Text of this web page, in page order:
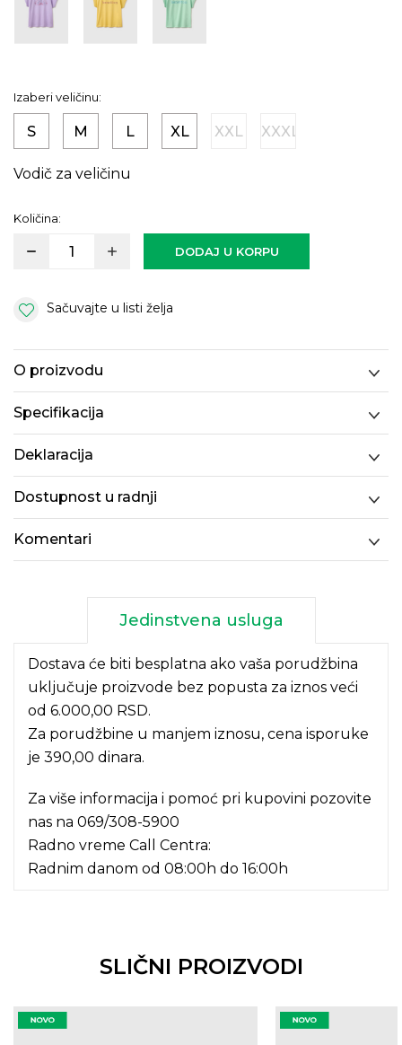
Izaberi veličinu:
S M L XL XXL XXXL
Vodič za veličinu
Količina:
DODAJ U KORPU
Sačuvajte u listi želja
O proizvodu
Specifikacija
Deklaracija
Dostupnost u radnji
Komentari
Jedinstvena usluga
Dostava će biti besplatna ako vaša porudžbina
uključuje proizvode bez popusta za iznos veći
od 6.000,00 RSD.
Za porudžbine u manjem iznosu, cena isporuke
je 390,00 dinara.
Za više informacija i pomoć pri kupovini pozovite
nas na 069/308-5900
Radno vreme Call Centra:
Radnim danom od 08:00h do 16:00h
SLIČNI PROIZVODI